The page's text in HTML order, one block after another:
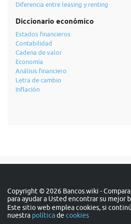
Diferencia entre leasing y renting
Diccionario económico
Estados financieros
Contabilidad
Cadena de valor
Economía
Análisis financiero
Letra de cambio
Inflación
Copyright © 2026 Bancos.wiki -
para ayudar a Usted encontrar su mejor
Este sitio web emplea cookies, si
nuestra políticade cookies